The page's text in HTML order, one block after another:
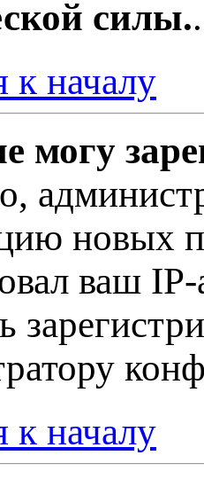
силы..
к началу
могу
новых
ваш
к началу